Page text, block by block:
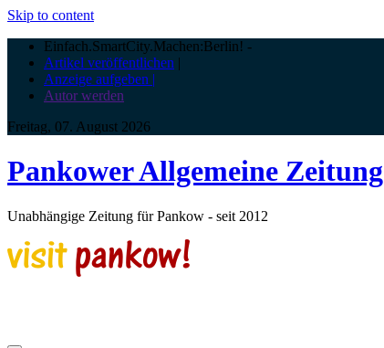
Skip to content
Einfach.SmartCity.Machen:Berlin! -
Artikel veröffentlichen |
Anzeige aufgeben |
Autor werden
Freitag, 07. August 2026
Pankower Allgemeine Zeitung
Unabhängige Zeitung für Pankow - seit 2012